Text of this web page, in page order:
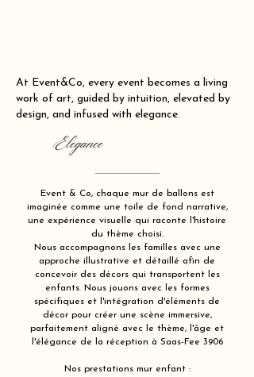
At Event&Co, every event becomes a living
work of art, guided by intuition, elevated by
design, and infused with elegance.
Elegance
Event & Co, chaque mur de ballons est
imaginée comme une toile de fond narrative,
une expérience visuelle qui raconte l'histoire
du thème choisi.
Nous accompagnons les familles avec une
approche illustrative et détaillé afin de
concevoir des décors qui transportent les
enfants. Nous jouons avec les formes
spécifiques et l'intégration d'éléments de
décor pour créer une scène immersive,
parfaitement aligné avec le thème, l'âge et
l'élégance de la réception à Saas-Fee 3906
Nos prestations mur enfant :